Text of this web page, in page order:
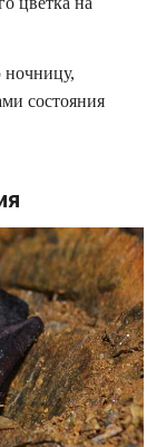
состояния